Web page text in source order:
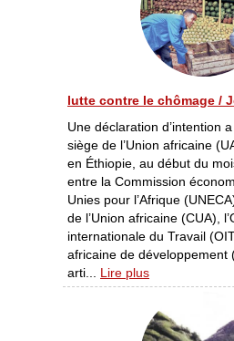
lutte contre le chômage /
Une déclaration d’intention
siège de l’Union africaine
en Éthiopie, au début du
entre la Commission
Unies pour l’Afrique
de l’Union africaine (CUA),
internationale du Travail
africaine de développement
arti... Lire plus